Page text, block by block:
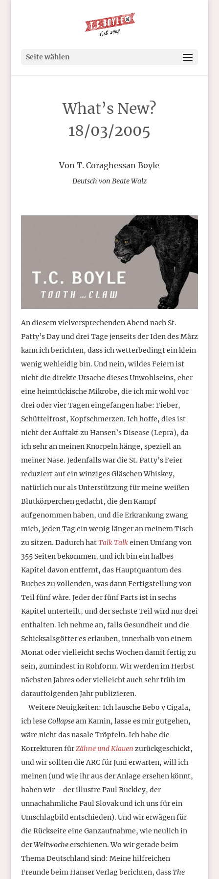
Seite wählen
What’s New?
18/03/2005
Von T. Coraghessan Boyle
Deutsch von Beate Walz
An diesem vielversprechenden Abend nach St.
Patty’s Day und drei Tage jenseits der Iden des März
kann ich berichten, dass ich wetterbedingt ein klein
wenig wehleidig bin. Und nein, wildes Feiern ist
nicht die direkte Ursache dieses Unwohlseins, eher
eine heimtückische Mikrobe, die ich mir wohl vor
drei oder vier Tagen eingefangen habe: Fieber,
Schüttelfrost, Kopfschmerzen. Ich hoffe, dies ist
nicht der Auftakt zu Hansen’s Disease (Lepra), da
ich sehr an meinen Knorpeln hänge, speziell an
meiner Nase. Jedenfalls war die St. Patty’s Feier
reduziert auf ein winziges Gläschen Whiskey,
natürlich nur als Unterstützung für meine weißen
Blutkörperchen gedacht, die den Kampf
aufgenommen haben, und die Erkrankung zwang
mich, jeden Tag ein wenig länger an meinem Tisch
zu sitzen. Dadurch hatTalk Talk einen Umfang von
355 Seiten bekommen, und ich bin ein halbes
Kapitel davon entfernt, das Hauptquantum des
Buches zu vollenden, was dann Fertigstellung von
Teil fünf wäre. Jeder der fünf Parts ist in sechs
Kapitel unterteilt, und der sechste Teil wird nur drei
enthalten. Ich nehme an, falls Gesundheit und die
Schicksalsgötter es erlauben, innerhalb von einem
Monat oder vielleicht sechs Wochen damit fertig zu
sein, zumindest in Rohform. Wir werden im Herbst
nächsten Jahres oder vielleicht auch sehr früh im
darauffolgenden Jahr publizieren.
Weitere Neuigkeiten: Ich lausche Bebo y Cigala,
ich lese Collapseam Kamin, lasse es mir gutgehen,
wäre nicht das nasale Tröpfeln. Ich habe die
Korrekturen fürZähne und Klauen zurückgeschickt,
und wir sollten die ARC für Juni erwarten, will ich
meinen (und wie ihr aus der Anlage ersehen könnt,
haben wir – der illustre Paul Buckley, der
unnachahmliche Paul Slovak und ich uns für ein
Umschlagbild entschieden). Und wir erwägen für
die Rückseite eine Ganzaufnahme, wie neulich in
derWeltwocheerschienen. Wo wir gerade beim
Thema Deutschland sind: Meine hilfreichen
Freunde beim Hanser Verlag berichten, dassThe